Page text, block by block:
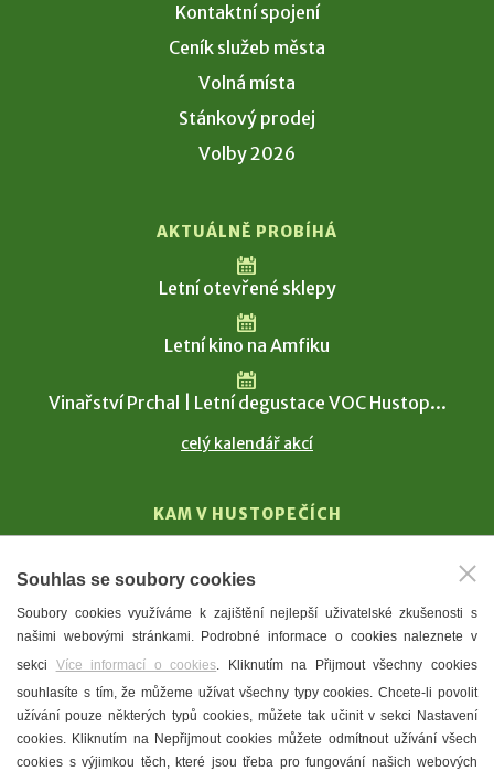
Kontaktní spojení
Ceník služeb města
Volná místa
Stánkový prodej
Volby 2026
AKTUÁLNĚ PROBÍHÁ
Letní otevřené sklepy
Letní kino na Amfiku
Vinařství Prchal | Letní degustace VOC Hustop...
celý kalendář akcí
KAM V HUSTOPEČÍCH
T. G. Masaryk
Mandloně
Ubytování
Restaurace
Městské muzeum a galerie
Denní meníčka
Souhlas se soubory cookies
Soubory cookies využíváme k zajištění nejlepší uživatelské zkušenosti s
našimi webovými stránkami. Podrobné informace o cookies naleznete v
sekci Více informací o cookies. Kliknutím na Přijmout všechny cookies
souhlasíte s tím, že můžeme užívat všechny typy cookies. Chcete-li povolit
užívání pouze některých typů cookies, můžete tak učinit v sekci Nastavení
cookies. Kliknutím na Nepřijmout cookies můžete odmítnout užívání všech
cookies s výjimkou těch, které jsou třeba pro fungování našich webových